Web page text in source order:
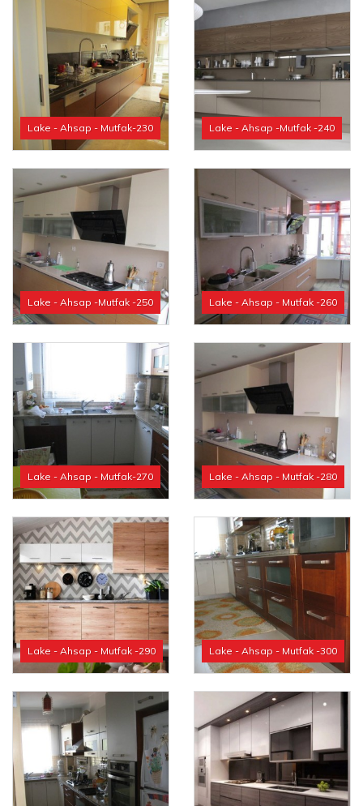
Lake - Ahsap - Mutfak-230 Lake - Ahsap -Mutfak -240
Lake - Ahsap -Mutfak -250 Lake - Ahsap - Mutfak -260
Lake - Ahsap - Mutfak-270 Lake - Ahsap - Mutfak -280
Lake - Ahsap - Mutfak -290 Lake - Ahsap - Mutfak -300